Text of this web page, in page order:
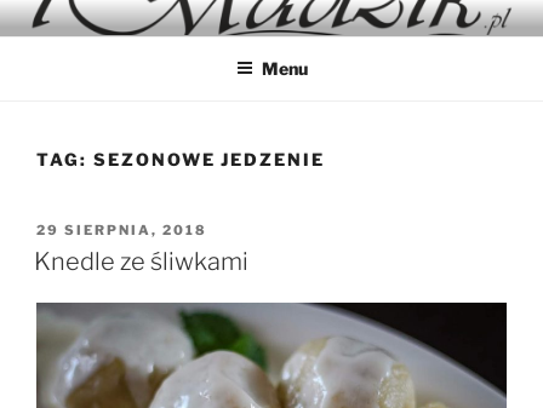
Przejdź
do
IMADZIK
Blog Kulinarny
Menu
TAG: SEZONOWE JEDZENIE
OPUBLIKOWANE
W
29 SIERPNIA, 2018
Knedle ze śliwkami